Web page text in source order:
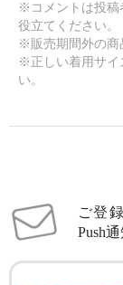
※コメントは投稿
役立てください。
※販売期間外の商
※正しい着用サイ
い。
ご登
Push